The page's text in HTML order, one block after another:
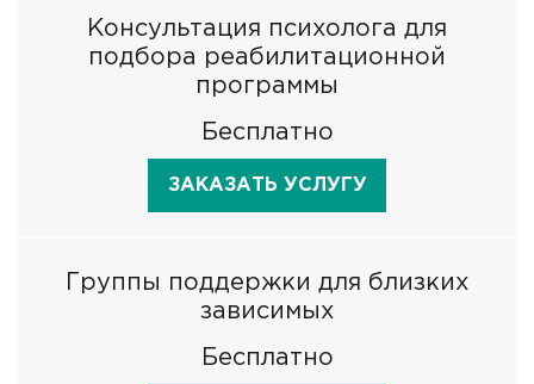
Консультация психолога для
подбора реабилитационной
программы
Бесплатно
ЗАКАЗАТЬ УСЛУГУ
Группы поддержки для близких
зависимых
Бесплатно